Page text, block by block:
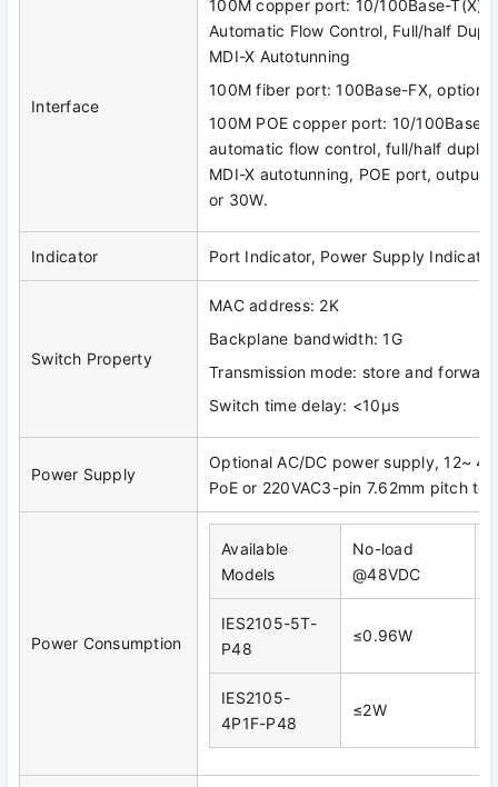
Interface
100M copper port: 10/100Base-T(X),
Automatic Flow Control, Full/half
MDI-X Autotunning
100M fiber port: 100Base-FX,
100M POE copper port: 10/100Base-
automatic flow control, full/half
MDI-X autotunning, POE port, output
or 30W.
Indicator Port Indicator, Power Supply
Switch Property
MAC address: 2K
Backplane bandwidth: 1G
Transmission mode: store and forward
Switch time delay: <10μs
Power Supply
Optional AC/DC power supply, 12~
PoE or 220VAC3-pin 7.62mm pitch
Power Consumption
Available
Models
No-load
@48VDC
IES2105-5T-
P48
≤0.96W
IES2105-
4P1F-P48
≤2W